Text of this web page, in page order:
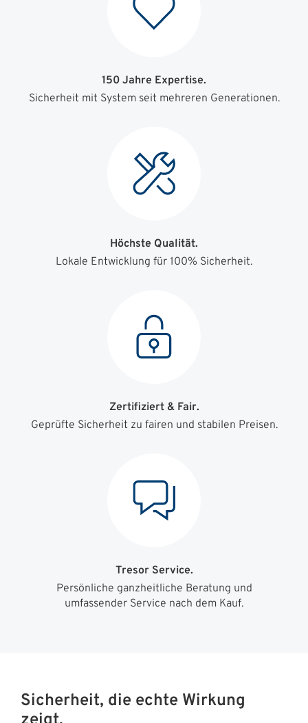
150 Jahre Expertise.
Sicherheit mit System seit mehreren Generationen.
Höchste Qualität.
Lokale Entwicklung für 100% Sicherheit.
Zertifiziert & Fair.
Geprüfte Sicherheit zu fairen und stabilen Preisen.
Tresor Service.
Persönliche ganzheitliche Beratung und
umfassender Service nach dem Kauf.
Sicherheit, die echte Wirkung